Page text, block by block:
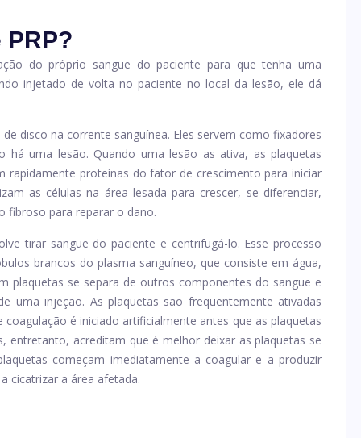
PRP?
do próprio sangue do paciente para que tenha uma
injetado de volta no paciente no local da lesão, ele dá
disco na corrente sanguínea. Eles servem como fixadores
há uma lesão. Quando uma lesão as ativa, as plaquetas
rapidamente proteínas do fator de crescimento para iniciar
as células na área lesada para crescer, se diferenciar,
fibroso para reparar o dano.
tirar sangue do paciente e centrifugá-lo. Esse processo
brancos do plasma sanguíneo, que consiste em água,
plaquetas se separa de outros componentes do sangue e
injeção. As plaquetas são frequentemente ativadas
é iniciado artificialmente antes que as plaquetas
entretanto, acreditam que é melhor deixar as plaquetas se
começam imediatamente a coagular e a produzir
cicatrizar a área afetada.